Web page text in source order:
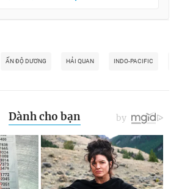
ẤN ĐỘ DƯƠNG HẢI QUAN INDO-PACIFIC